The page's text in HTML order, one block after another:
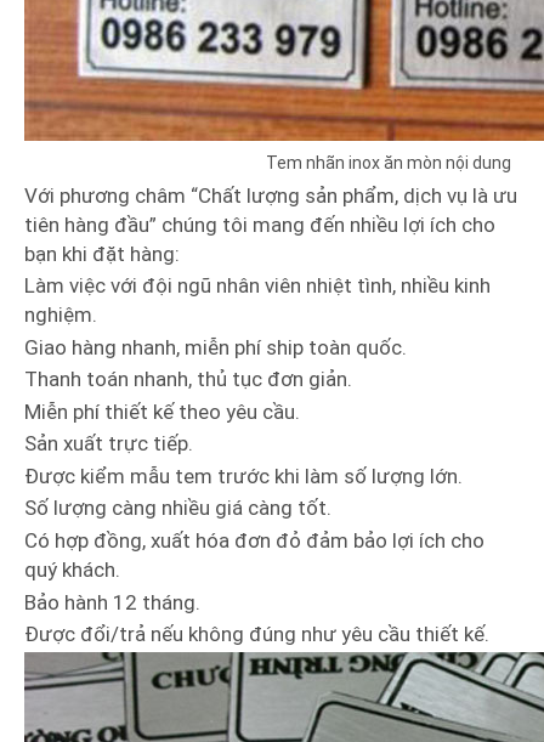
Tem nhãn inox ăn mòn nội dung
Với phương châm “Chất lượng sản phẩm, dịch vụ là ưu
tiên hàng đầu” chúng tôi mang đến nhiều lợi ích cho
bạn khi đặt hàng:
Làm việc với đội ngũ nhân viên nhiệt tình, nhiều kinh
nghiệm.
Giao hàng nhanh, miễn phí ship toàn quốc.
Thanh toán nhanh, thủ tục đơn giản.
Miễn phí thiết kế theo yêu cầu.
Sản xuất trực tiếp.
Được kiểm mẫu tem trước khi làm số lượng lớn.
Số lượng càng nhiều giá càng tốt.
Có hợp đồng, xuất hóa đơn đỏ đảm bảo lợi ích cho
quý khách.
Bảo hành 12 tháng.
Được đổi/trả nếu không đúng như yêu cầu thiết kế.